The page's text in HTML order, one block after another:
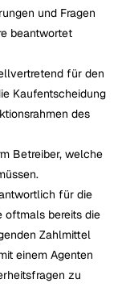
und Fragen
beantwortet
für den
Kaufentscheidung
des
Betreiber, welche
für die
oftmals bereits die
Zahlmittel
einem Agenten
zu